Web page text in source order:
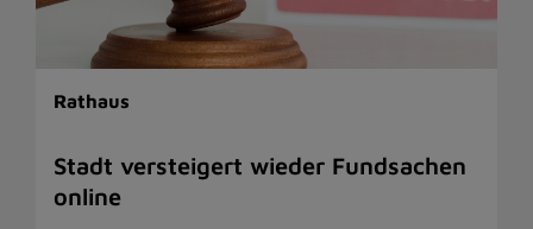
Rathaus
Stadt versteigert wieder Fundsachen
online